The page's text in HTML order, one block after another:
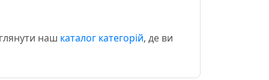
наш каталог категорій, де ви